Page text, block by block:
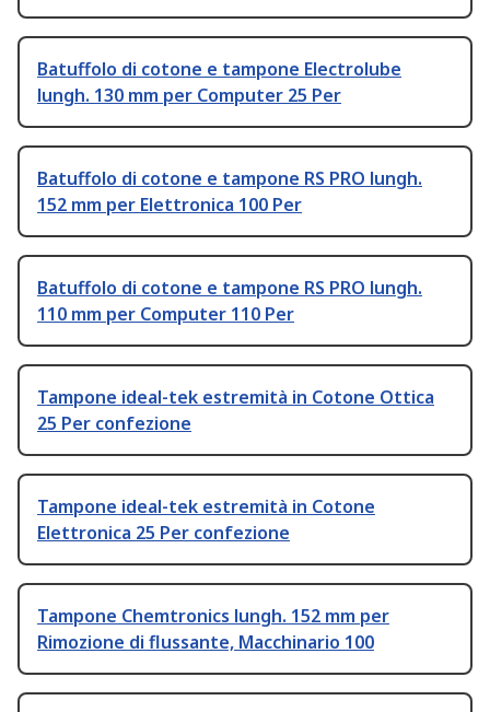
Batuffolo di cotone e tampone Electrolube
lungh. 130 mm per Computer 25 Per
Batuffolo di cotone e tampone RS PRO lungh.
152 mm per Elettronica 100 Per
Batuffolo di cotone e tampone RS PRO lungh.
110 mm per Computer 110 Per
Tampone ideal-tek estremità in Cotone Ottica
25 Per confezione
Tampone ideal-tek estremità in Cotone
Elettronica 25 Per confezione
Tampone Chemtronics lungh. 152 mm per
Rimozione di flussante, Macchinario 100